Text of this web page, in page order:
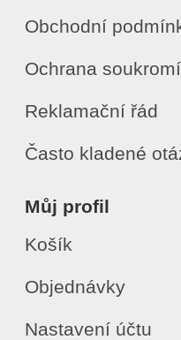
Obchodní
Ochrana soukromí
Reklamační řád
Často kladené
Můj profil
Košík
Objednávky
Nastavení účtu